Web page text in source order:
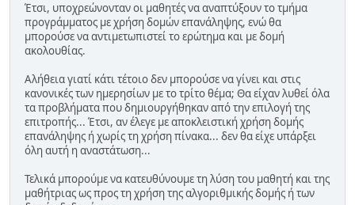
Έτσι, υποχρεώνονταν οι μαθητές να αναπτύξουν το τμήμα
προγράμματος με χρήση δομών επανάληψης, ενώ θα
μπορούσε να αντιμετωπιστεί το ερώτημα και με δομή
ακολουθίας.
Αλήθεια γιατί κάτι τέτοιο δεν μπορούσε να γίνει και στις
κανονικές των ημερησίων με το τρίτο θέμα; Θα είχαν λυθεί όλα
τα προβλήματα που δημιουργήθηκαν από την επιλογή της
επιτροπής... Έτσι, αν έλεγε με αποκλειστική χρήση δομής
επανάληψης ή χωρίς τη χρήση πίνακα... δεν θα είχε υπάρξει
όλη αυτή η αναστάτωση...
Τελικά μπορούμε να κατευθύνουμε τη λύση του μαθητή και της
μαθήτριας ως προς τη χρήση της αλγοριθμικής δομής ή των